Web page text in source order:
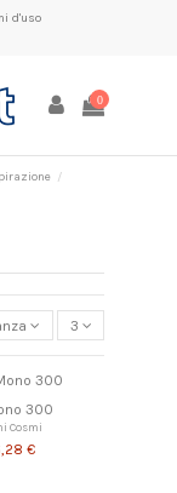
d'uso
0
3
300
Cosmi
€